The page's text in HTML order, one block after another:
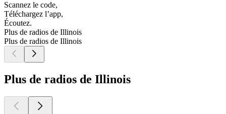
Scannez le code,
Téléchargez l’app,
Écoutez.
Plus de radios de Illinois
Plus de radios de Illinois
Plus de radios de Illinois